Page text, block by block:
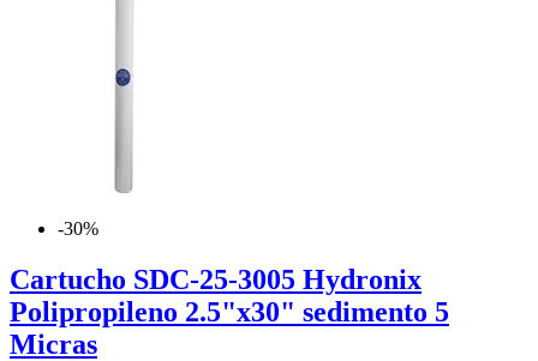
-30%
Cartucho SDC-25-3005 Hydronix
Polipropileno 2.5"x30" sedimento 5
Micras